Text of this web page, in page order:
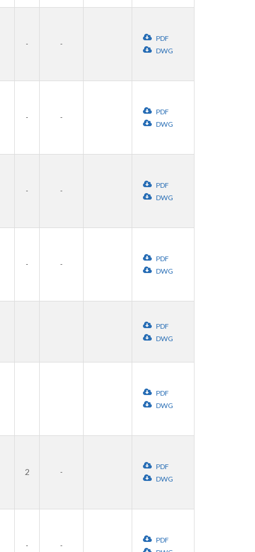
- -
PDF
DWG
- -
PDF
DWG
- -
PDF
DWG
- -
PDF
DWG
PDF
DWG
PDF
DWG
2 -
PDF
DWG
- -
PDF